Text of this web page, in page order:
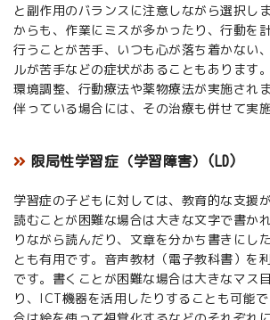
と副作用のバランスに注意しながら選択し
からも、作業にミスが多かったり、行動を
行うことが苦手、いつも心が落ち着かない
ルが苦手などの症状があることもあります
環境調整、行動療法や薬物療法が実施され
伴っている場合には、その治療も併せて実施
限局性学習症（学習障害）(LD)
学習症の子どもに対しては、教育的な支援
読むことが困難な場合は大きな文字で書か
りながら読んだり、文章を分かち書きにし
とも有用です。音声教材（電子教科書）を
です。書くことが困難な場合は大きなマス
り、ICT機器を活用したりすることも可能